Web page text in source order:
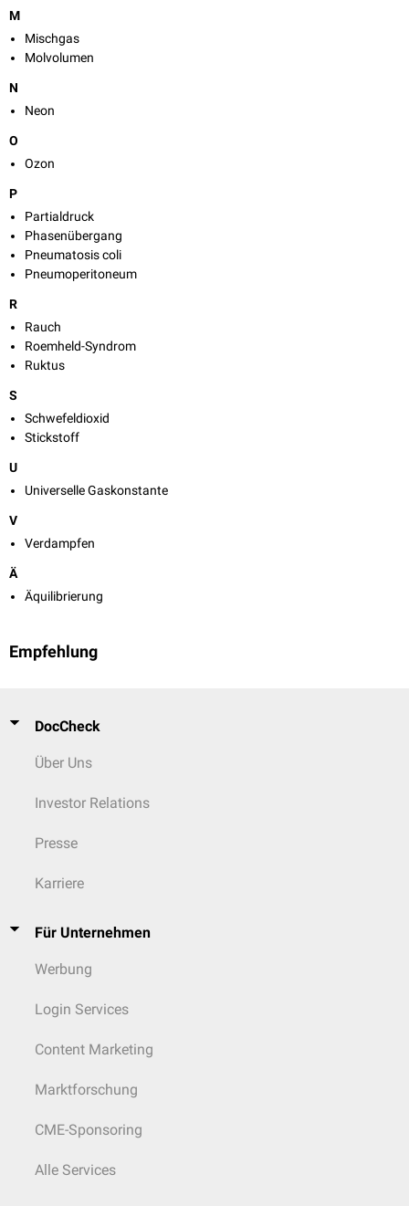
M
Mischgas
Molvolumen
N
Neon
O
Ozon
P
Partialdruck
Phasenübergang
Pneumatosis coli
Pneumoperitoneum
R
Rauch
Roemheld-Syndrom
Ruktus
S
Schwefeldioxid
Stickstoff
U
Universelle Gaskonstante
V
Verdampfen
Ä
Äquilibrierung
Empfehlung
DocCheck
Über Uns
Investor Relations
Presse
Karriere
Für Unternehmen
Werbung
Login Services
Content Marketing
Marktforschung
CME-Sponsoring
Alle Services